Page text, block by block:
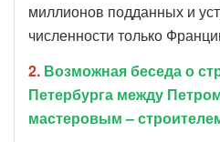
миллионов подданных и
численности только
2. Возможная беседа о
Петербурга между
мастеровым –